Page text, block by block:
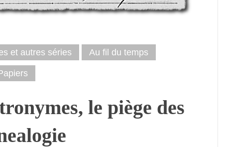
et autres séries Au fil du temps
le piège des